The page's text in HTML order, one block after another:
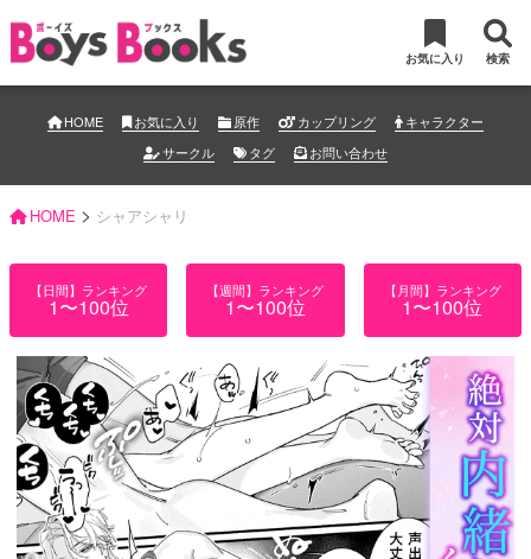
お気に入り 検索
HOME お気に入り 原作 カップリング
キャラクター
サークル
タグ お問い合わせ
HOME > シャアシャリ
【日間】ランキング
1〜100位
【週間】ランキング
1〜100位
【月間】ランキング
1〜100位